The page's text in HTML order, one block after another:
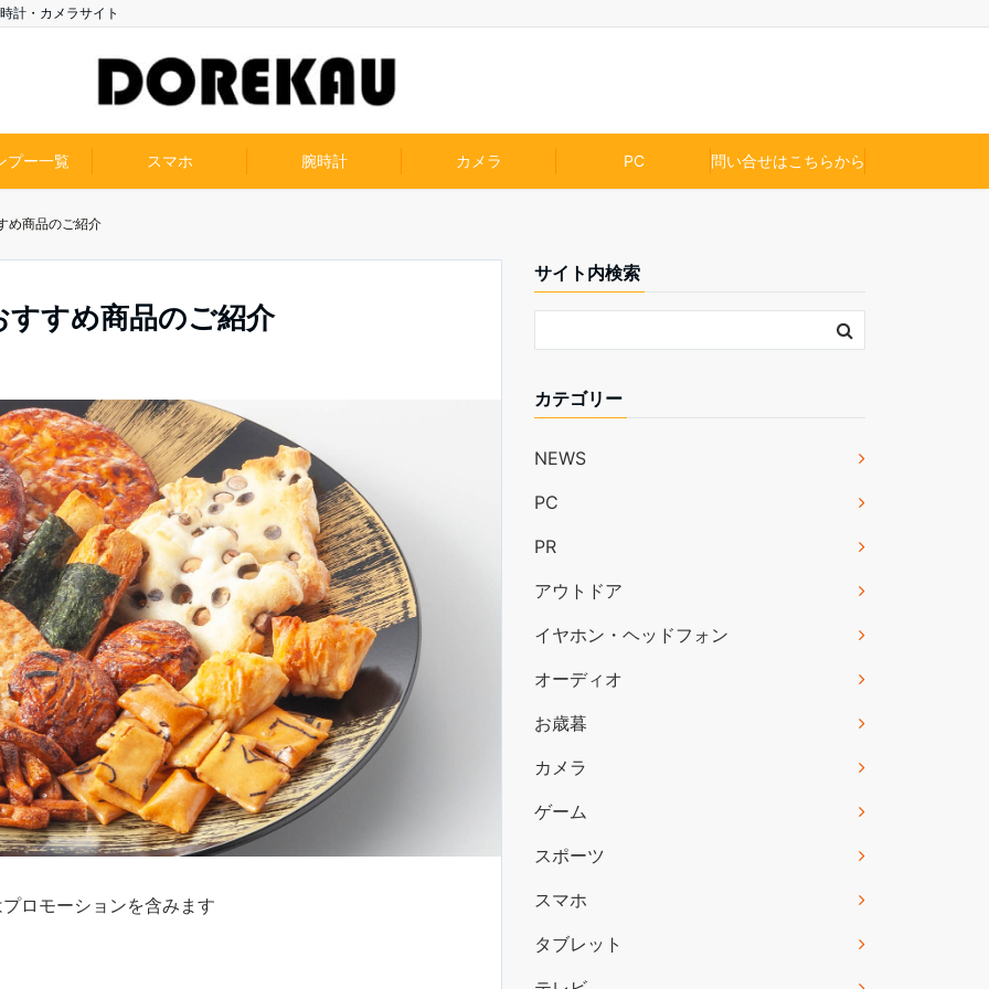
計・カメラサイト
プー一覧 スマホ 腕時計 カメラ PC 問い合せはこちらから
め商品のご紹介
すめ商品のご紹介
ロモーションを含みます
サイト内検索
カテゴリー
NEWS
PC
PR
アウトドア
イヤホン・ヘッドフォン
オーディオ
お歳暮
カメラ
ゲーム
スポーツ
スマホ
タブレット